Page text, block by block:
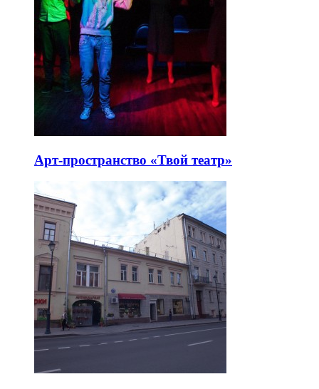
Арт-пространство «Твой театр»